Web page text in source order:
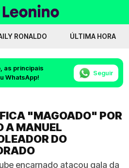
RONALDO ÚLTIMA HORA
as principais
WhatsApp!
Seguir
"MAGOADO" POR
A MANUEL
DO
encarnado atacou gala da